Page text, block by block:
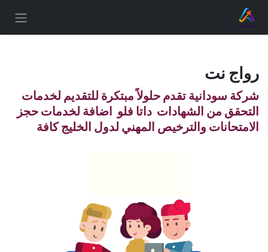
تخطي للذهاب إلى المحتوى
رواج نت
شركة سودانية تقدم حلولاً مبتكرة للتقديم لخدمات
التحقق من الشهادات داتا فلو اضافة لخدمات حجز
الامتحانات والترخيص المهني لدول الخليج كافة